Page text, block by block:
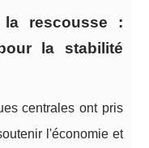
la rescousse :
la stabilité
centrales ont pris
l'économie et